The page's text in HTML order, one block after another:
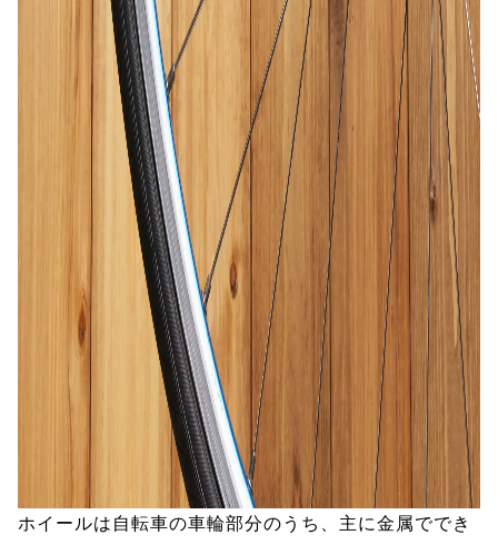
ホイールは自転車の車輪部分のうち、主に金属ででき